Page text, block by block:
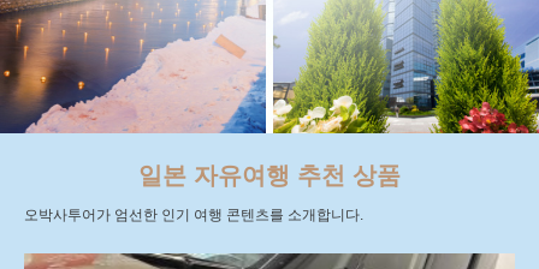
일본 자유여행 추천 상품
오박사투어가 엄선한 인기 여행 콘텐츠를 소개합니다.